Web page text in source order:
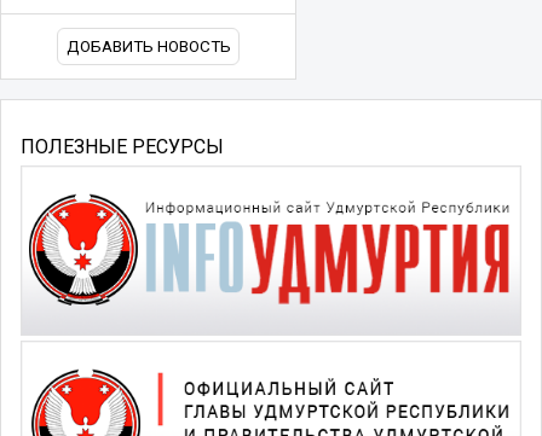
ДОБАВИТЬ НОВОСТЬ
ПОЛЕЗНЫЕ РЕСУРСЫ